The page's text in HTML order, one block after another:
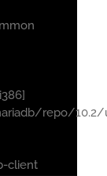
repo/
client